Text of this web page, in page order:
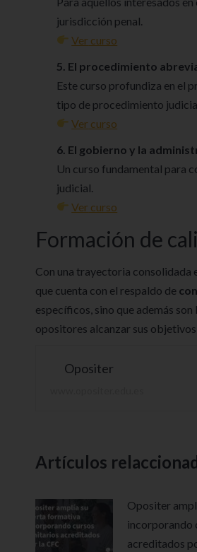
jurisdicción penal.
Ver curso
5. El procedimiento
Este curso profundiza en el
tipo de procedimiento
Ver curso
6. El gobierno y la
Un curso fundamental para
judicial.
Ver curso
Formación de
Con una trayectoria consolidada
que cuenta con el respaldo de
específicos, sino que además
opositores alcanzar sus objetivos
Opositer
Artículos
Opositer
incorporando
acreditados